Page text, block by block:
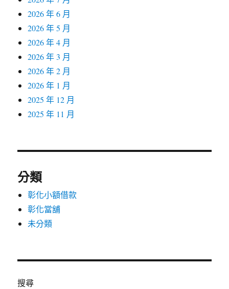
2026 年 6 月
2026 年 5 月
2026 年 4 月
2026 年 3 月
2026 年 2 月
2026 年 1 月
2025 年 12 月
2025 年 11 月
分類
彰化小額借款
彰化當舖
未分類
搜尋